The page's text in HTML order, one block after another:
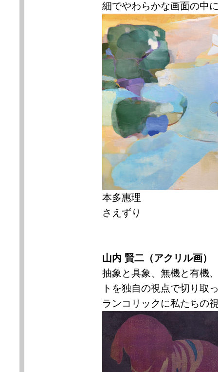
細でやわらかな画面の中
本多惠理
さえずり
山内 賢二（アクリル画）
抽象と具象、無機と有機
トを独自の視点で切り取
ランコリックに私たちの